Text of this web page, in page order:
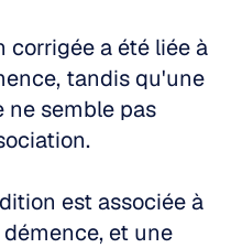
corrigée a été liée à
tandis qu'une
ne semble pas
est associée à
et une